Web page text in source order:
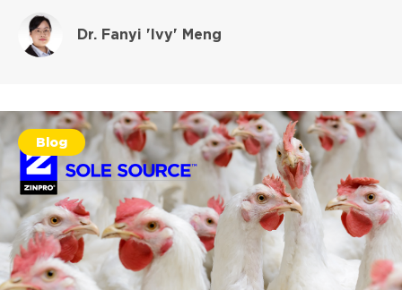
Dr. Fanyi 'Ivy' Meng
Blog